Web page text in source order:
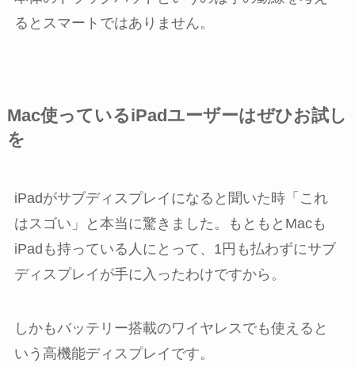
るとスマートではありません。
Mac使っているiPadユーザーはぜひお試し
を
iPadがサブディスプレイになると聞いた時「これ
はスゴい」と本当に驚きました。もともとMacも
iPadも持っている人にとって、1円も払わずにサブ
ディスプレイが手に入ったわけですから。
しかもバッテリー搭載のワイヤレスでも使えると
いう高機能ディスプレイです。